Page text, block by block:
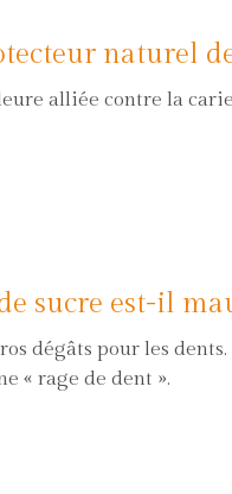
naturel
alliée contre la
sucre est-il
dégâts pour les
« rage de dent ».